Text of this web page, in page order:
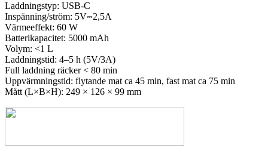
Laddningstyp: USB-C
Inspänning/ström: 5V⎓2,5A
Värmeeffekt: 60 W
Batterikapacitet: 5000 mAh
Volym: <1 L
Laddningstid: 4–5 h (5V/3A)
Full laddning räcker < 80 min
Uppvärmningstid: flytande mat ca 45 min, fast mat ca 75 min
Mått (L×B×H): 249 × 126 × 99 mm